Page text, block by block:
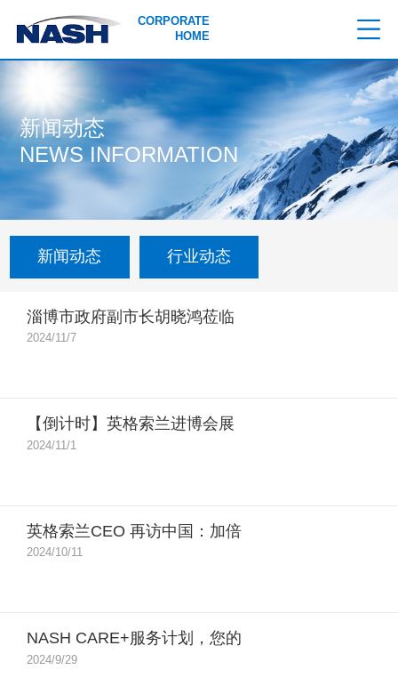
CORPORATE
HOME
新闻动态
NEWS INFORMATION
新闻动态 行业动态
淄博市政府副市长胡晓鸿莅临
进博会英格索兰展台
2024/11/7
【倒计时】英格索兰进博会展
台亮点前瞻
2024/11/1
英格索兰CEO 再访中国：加倍
重视中国市场 看好长期持续发
2024/10/11
NASH CARE+服务计划，您的
设备守护专家！
2024/9/29